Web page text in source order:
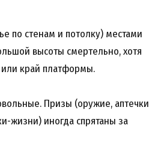
по стенам и потолку) местами
высоты смертельно, хотя
или край платформы.
Призы (оружие, аптечки
жизни) иногда спрятаны за